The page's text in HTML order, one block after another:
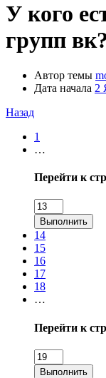
У кого
групп
Автор темы
Дата начала 2
Назад
1
…
Перейти к
Выполнить
14
15
16
17
18
…
Перейти к
Выполнить